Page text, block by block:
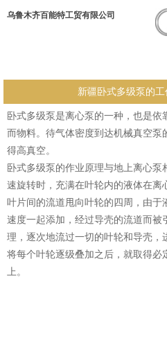
乌鲁木齐百能特工贸有限公司
新疆卧式多级泵的
卧式多级泵是离心泵的一种，也是
而物料。待气体密度到达机械真空泵
得高真空。
卧式多级泵的作业原理与地上离心
速旋转时，充满在叶轮内的液体在离
叶片间的流道甩向叶轮的四周，由于
速度一起添加，经过导壳的流道而被
理，逐次地流过一切的叶轮和导壳，
将每个叶轮逐级叠加之后，就取得必
上。